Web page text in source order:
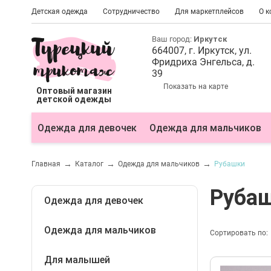
Детская одежда Сотрудничество Для маркетплейсов О
Оптовый магазин
детской одежды
Ваш город: Иркутск
664007, г. Иркутск, ул.
Фридриха Энгельса, д.
39
Показать на карте
Одежда для девочек Одежда для мальчиков
Главная Каталог Одежда для мальчиков Рубашки
Сортировать по:
Одежда для девочек
Блузки
Одежда для мальчиков
Бриджи
Для малышей